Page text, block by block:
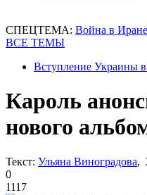
СПЕЦТЕМА: Война в Иране
ВСЕ ТЕМЫ
Вступление Украины
Кароль
нового
Текст: Ульяна Виноградова,
0
1117